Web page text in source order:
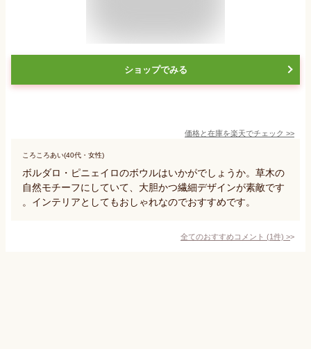
ショップでみる
価格と在庫を楽天でチェック >>
ころころあい(40代・女性)
ボルダロ・ピニェイロのボウルはいかがでしょうか。草木の
自然モチーフにしていて、大胆かつ繊細デザインが素敵です
。インテリアとしてもおしゃれなのでおすすめです。
全てのおすすめコメント (1件) >